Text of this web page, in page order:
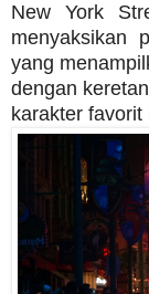
New York
menyaksikan
yang
dengan
karakter